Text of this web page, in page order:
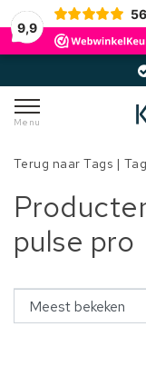
9,9
56
Menu
Terug naar Tags |
pulse pro